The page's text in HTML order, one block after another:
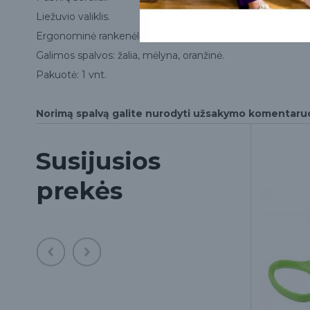
Liežuvio valiklis.
Ergonominė rankenėlė.
Galimos spalvos: žalia, mėlyna, oranžinė.
Pakuotė: 1 vnt.
Norimą spalvą galite nurodyti užsakymo
Susijusios
prekės